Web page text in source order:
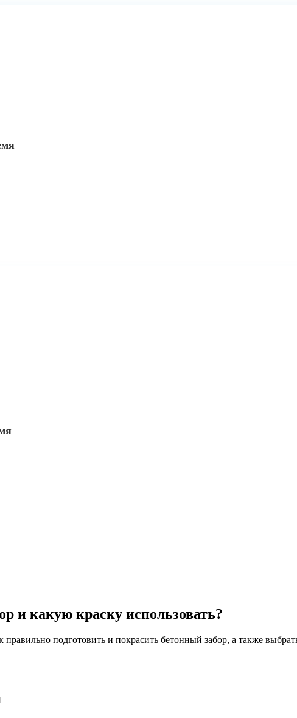
и какую краску использовать?
правильно подготовить и покрасить бетонный забор, а также